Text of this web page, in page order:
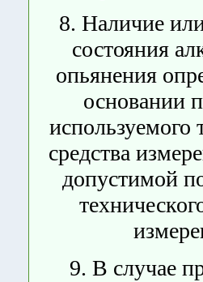
8. Наличие
состояния
опьянения
основании
используемого
средства
допустимой
9. В случае